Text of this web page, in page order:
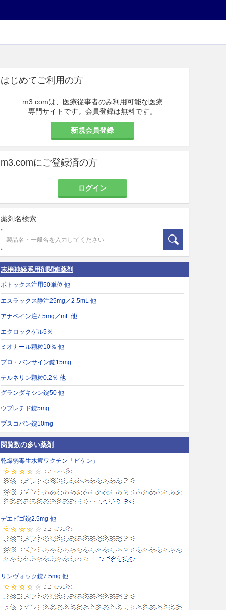
はじめてご利用の方
m3.comは、医療従事者のみ利用可能な医療
専門サイトです。会員登録は無料です。
新規会員登録
m3.comにご登録済の方
ログイン
薬剤名検索
末梢神経系用剤関連薬剤
ボトックス注用50単位 他
エスラックス静注25mg／2.5mL 他
アナペイン注7.5mg／mL 他
エクロックゲル5％
ミオナール顆粒10％ 他
プロ・バンサイン錠15mg
テルネリン顆粒0.2％ 他
グランダキシン錠50 他
ウブレチド錠5mg
ブスコパン錠10mg
閲覧数の多い薬剤
乾燥弱毒生水痘ワクチン「ビケン」
デエビゴ錠2.5mg 他
リンヴォック錠7.5mg 他